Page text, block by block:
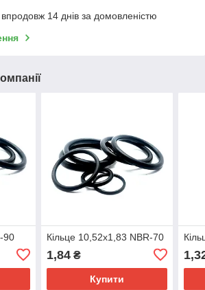
14 днів за домовленістю
90 Кільце 10,52х1,83 NBR-70
1,84₴
Купити